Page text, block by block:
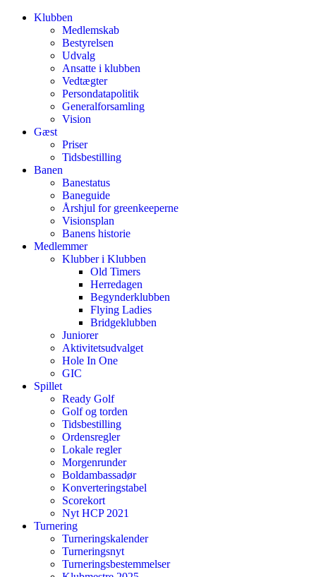
Klubben
Medlemskab
Bestyrelsen
Udvalg
Ansatte i klubben
Vedtægter
Persondatapolitik
Generalforsamling
Vision
Gæst
Priser
Tidsbestilling
Banen
Banestatus
Baneguide
Årshjul for greenkeeperne
Visionsplan
Banens historie
Medlemmer
Klubber i Klubben
Old Timers
Herredagen
Begynderklubben
Flying Ladies
Bridgeklubben
Juniorer
Aktivitetsudvalget
Hole In One
GIC
Spillet
Ready Golf
Golf og torden
Tidsbestilling
Ordensregler
Lokale regler
Morgenrunder
Boldambassadør
Konverteringstabel
Scorekort
Nyt HCP 2021
Turnering
Turneringskalender
Turneringsnyt
Turneringsbestemmelser